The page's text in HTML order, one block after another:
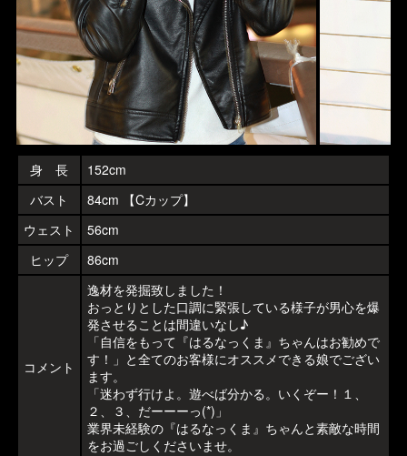
身 長
152cm
バスト
84cm 【Cカップ】
ウェスト
56cm
ヒップ
86cm
コメント
逸材を発掘致しました！
おっとりとした口調に緊張している様子が男心を爆
発させることは間違いなし♪
「自信をもって『はるなっくま』ちゃんはお勧めで
す！」と全てのお客様にオススメできる娘でござい
ます。
「迷わず行けよ。遊べば分かる。いくぞー！１、
２、３、だーーーっ(*)」
業界未経験の『はるなっくま』ちゃんと素敵な時間
をお過ごしくださいませ。